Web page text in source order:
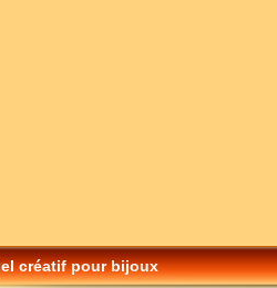
créatif pour bijoux